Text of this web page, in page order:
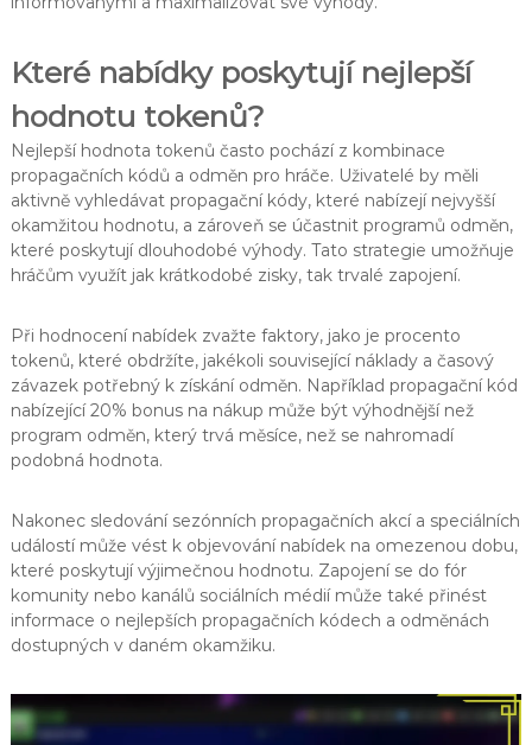
Které nabídky poskytují nejlepší
hodnotu tokenů?
Nejlepší hodnota tokenů často pochází z kombinace
propagačních kódů a odměn pro hráče. Uživatelé by měli
aktivně vyhledávat propagační kódy, které nabízejí nejvyšší
okamžitou hodnotu, a zároveň se účastnit programů odměn,
které poskytují dlouhodobé výhody. Tato strategie umožňuje
hráčům využít jak krátkodobé zisky, tak trvalé zapojení.
Při hodnocení nabídek zvažte faktory, jako je procento
tokenů, které obdržíte, jakékoli související náklady a časový
závazek potřebný k získání odměn. Například propagační kód
nabízející 20% bonus na nákup může být výhodnější než
program odměn, který trvá měsíce, než se nahromadí
podobná hodnota.
Nakonec sledování sezónních propagačních akcí a speciálních
událostí může vést k objevování nabídek na omezenou dobu,
které poskytují výjimečnou hodnotu. Zapojení se do fór
komunity nebo kanálů sociálních médií může také přinést
informace o nejlepších propagačních kódech a odměnách
dostupných v daném okamžiku.